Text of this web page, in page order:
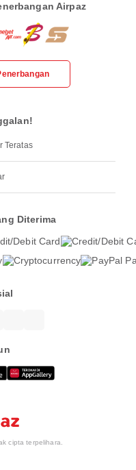
Airpaz
Teratas
Diterima
cipta terpelihara.